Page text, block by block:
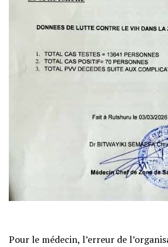
Pour le médecin, l’erreur de